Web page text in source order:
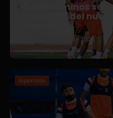
Correcaminos se
arranque del
5 de agosto de 2026
Expansión